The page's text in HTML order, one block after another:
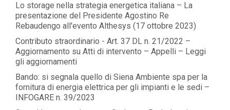
Lo storage nella strategia energetica italiana – La
presentazione del Presidente Agostino Re
Rebaudengo all'evento Althesys (17 ottobre 2023)
Contributo straordinario - Art. 37 DL n. 21/2022 –
Aggiornamento su Atti di intervento – Appelli – Leggi
gli aggiornamenti
Bando: si segnala quello di Siena Ambiente spa per la
fornitura di energia elettrica per gli impianti e le sedi –
INFOGARE n. 39/2023